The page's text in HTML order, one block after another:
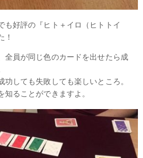
も好評の『ヒト＋イロ（ヒトトイ
！
全員が同じ色のカードを出せたら成
功しても失敗しても楽しいところ。
ることができますよ。